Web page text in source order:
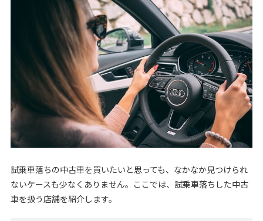
試乗車落ちの中古車を買いたいと思っても、なかなか見つけられ
ないケースも少なくありません。ここでは、試乗車落ちした中古
車を扱う店舗を紹介します。